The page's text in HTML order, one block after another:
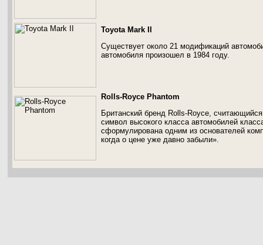
Toyota Mark II
Существует около 21 модификаций
автомобиля произошел в 1984 году.
Rolls-Royce Phantom
Британский бренд Rolls-Royce,
символ высокого класса автомобилей
сформулирована одним из основателей
когда о цене уже давно забыли».